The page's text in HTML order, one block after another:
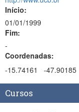
Início:
01/01/1999
Fim:
-
Coordenadas:
-15.74161
-47.90185
Cursos